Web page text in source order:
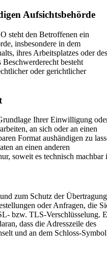
Aufsichts­behörde
steht den Betroffenen ein
insbesondere in dem
ihres Arbeitsplatzes oder des
besteht
oder gerichtlicher
Ihrer Einwilligung
an sich oder an einen
Format aushändigen zu
an einen anderen
soweit es technisch machbar
zum Schutz der Übertragung
oder Anfragen, die
bzw. TLS-Verschlüsselung.
dass die Adresszeile des
und an dem Schloss-